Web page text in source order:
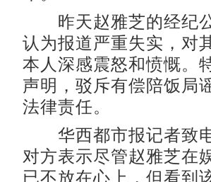
昨天赵雅芝的经纪公
认为报道严重失实，对
本人深感震怒和愤慨。
声明，驳斥有偿陪饭局
法律责任。
华西都市报记者致电
对方表示尽管赵雅芝在
已不放在心上，但看到